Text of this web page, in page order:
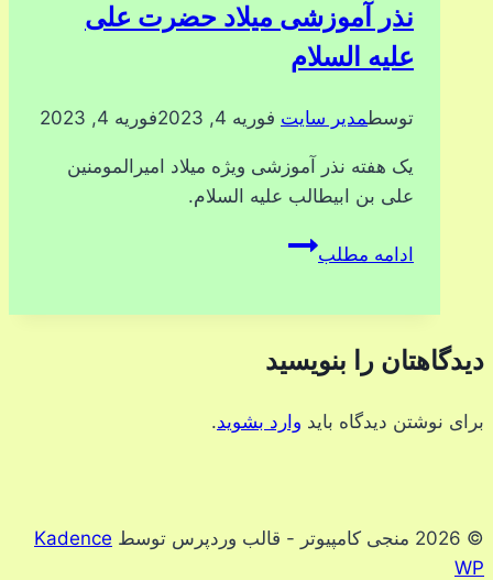
نذر آموزشی میلاد حضرت علی
علیه السلام
توسطمدیر سایت فوریه 4, 2023 فوریه 4, 2023
یک هفته نذر آموزشی ویژه میلاد امیرالمومنین
علی بن ابیطالب علیه السلام.
ادامه مطلبنذر
علی
السلام
دیدگاهتان را بنویسید
برای نوشتن دیدگاه باید وارد بشوید.
© 2026 منجی کامپیوتر - قالب وردپرس توسط
Kadence
WP